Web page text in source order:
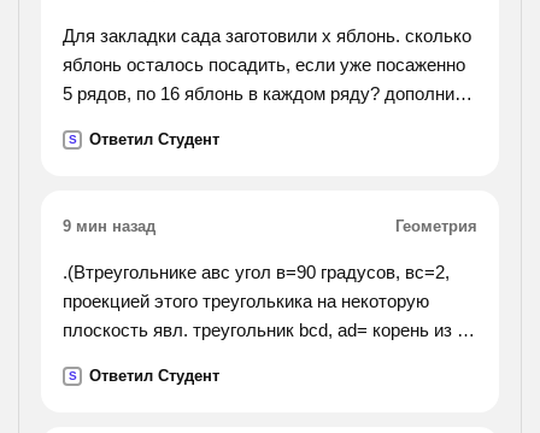
Для закладки сада заготовили x яблонь. сколько
яблонь осталось посадить, если уже посаженно
5 рядов, по 16 яблонь в каждом ряду? дополни
S Ответил Студент
9 мин назад Геометрия
.(Втреугольнике авс угол в=90 градусов, вс=2,
проекцией этого треуголькика на некоторую
плоскость явл. треугольник bcd, ad= корень из 2,
S Ответил Студент